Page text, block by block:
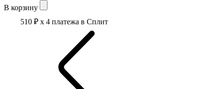
В корзину
510 ₽x 4 платежа в Сплит